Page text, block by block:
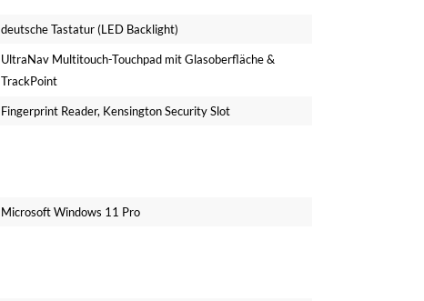
deutsche Tastatur (LED Backlight)
UltraNav Multitouch-Touchpad mit Glasoberfläche &
TrackPoint
Fingerprint Reader, Kensington Security Slot
Microsoft Windows 11 Pro